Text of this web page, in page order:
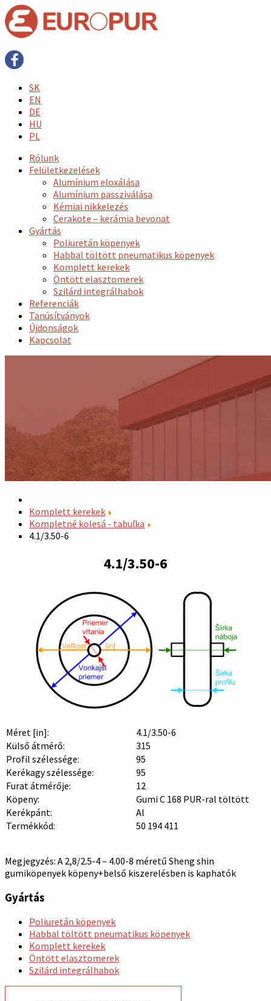
SK
EN
DE
HU
PL
Rólunk
Felületkezelések
Alumínium eloxálása
Alumínium passziválása
Kémiai nikkelezés
Cerakote – kerámia bevonat
Gyártás
Poliuretán köpenyek
Habbal töltött pneumatikus köpenyek
Komplett kerekek
Öntött elasztomerek
Szilárd integrálhabok
Referenciák
Tanúsítványok
Újdonságok
Kapcsolat
Komplett kerekek
Kompletné kolesá - tabuľka
4.1/3.50-6
4.1/3.50-6
Méret [in]:
4.1/3.50-6
Külső átmérő:
315
Profil szélessége:
95
Kerékagy szélessége:
95
Furat átmérője:
12
Köpeny:
Gumi C 168 PUR-ral töltött
Kerékpánt:
Al
Termékkód:
50 194 411
Megjegyzés: A 2,8/2.5-4 – 4.00-8 méretű Sheng shin
gumiköpenyek köpeny+belső kiszerelésben is kaphatók
Gyártás
Poliuretán köpenyek
Habbal töltött pneumatikus köpenyek
Komplett kerekek
Öntött elasztomerek
Szilárd integrálhabok